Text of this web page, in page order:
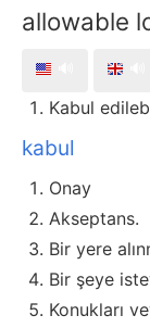
allowable
Kabul
kabul
Onay
Akseptans.
Bir yere
Bir şeye
Konukları